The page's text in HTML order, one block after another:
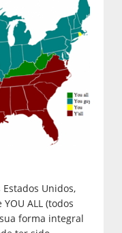
Unidos,
ALL (todos
forma integral